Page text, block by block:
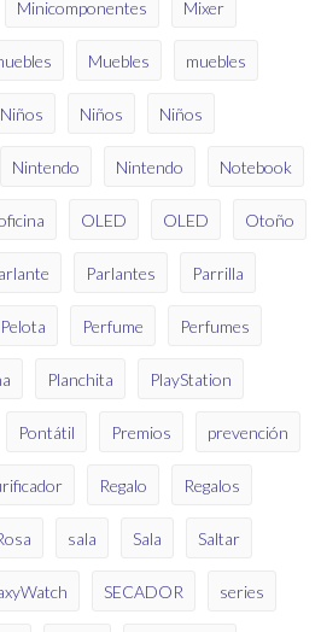
Minicomponentes Mixer
Muebles muebles
Niños Niños Niños
Nintendo Nintendo Notebook
OLED OLED Otoño
Parlantes Parrilla
Pelota Perfume Perfumes
Planchita PlayStation
Pontátil Premios prevención
Regalo Regalos
sala Sala Saltar
SECADOR series